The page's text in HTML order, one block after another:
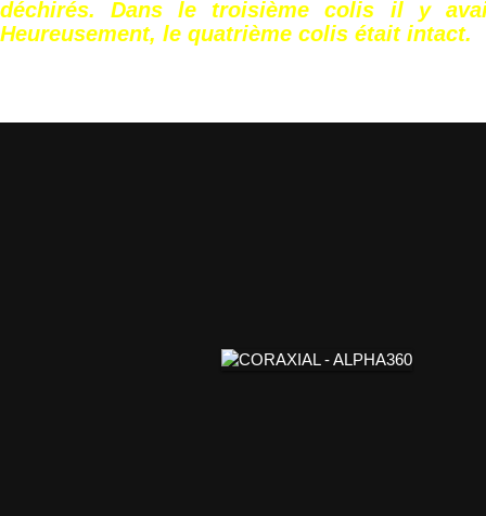
déchirés. Dans le troisième colis il y
Heureusement, le quatrième colis était intact.